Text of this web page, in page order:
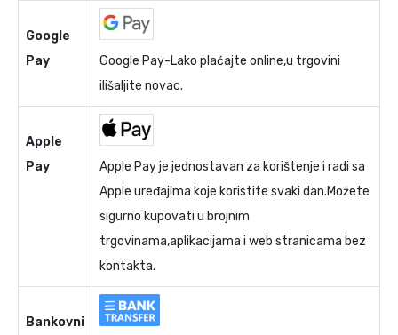
Google
Pay
Google Pay-Lako plaćajte online,u trgovini
ilišaljite novac.
Apple
Pay
Apple Pay je jednostavan za korištenje i radi sa
Apple uređajima koje koristite svaki dan.Možete
sigurno kupovati u brojnim
trgovinama,aplikacijama i web stranicama bez
kontakta.
Bankovni